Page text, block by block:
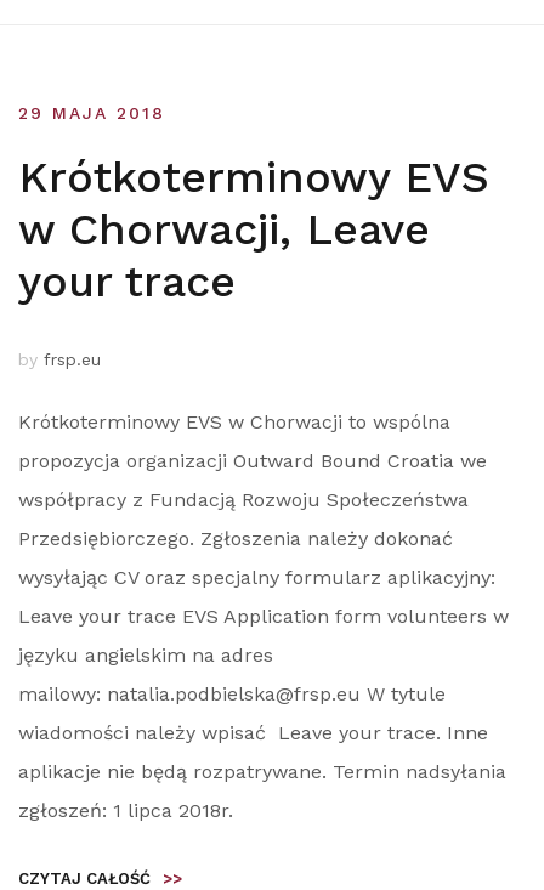
29 MAJA 2018
Krótkoterminowy EVS
w Chorwacji, Leave
your trace
by frsp.eu
Krótkoterminowy EVS w Chorwacji to wspólna
propozycja organizacji Outward Bound Croatia we
współpracy z Fundacją Rozwoju Społeczeństwa
Przedsiębiorczego. Zgłoszenia należy dokonać
wysyłając CV oraz specjalny formularz aplikacyjny:
Leave your trace EVS Application form volunteers w
języku angielskim na adres
mailowy: natalia.podbielska@frsp.eu W tytule
wiadomości należy wpisać Leave your trace. Inne
aplikacje nie będą rozpatrywane. Termin nadsyłania
zgłoszeń: 1 lipca 2018r.
CZYTAJ CAŁOŚĆ >>